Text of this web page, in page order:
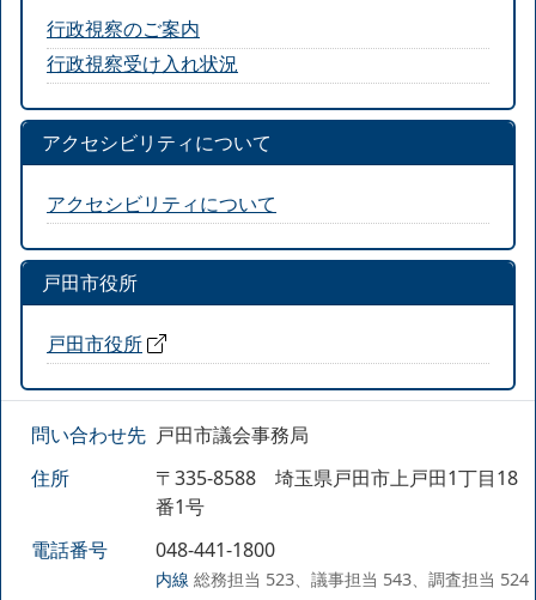
行政視察のご案内
行政視察受け入れ状況
アクセシビリティについて
アクセシビリティについて
戸田市役所
戸田市役所
問い合わせ先 戸田市議会事務局
住所
〒335-8588 埼玉県戸田市上戸田1丁目18
番1号
電話番号
048-441-1800
内線 総務担当 523、議事担当 543、調査担当 524